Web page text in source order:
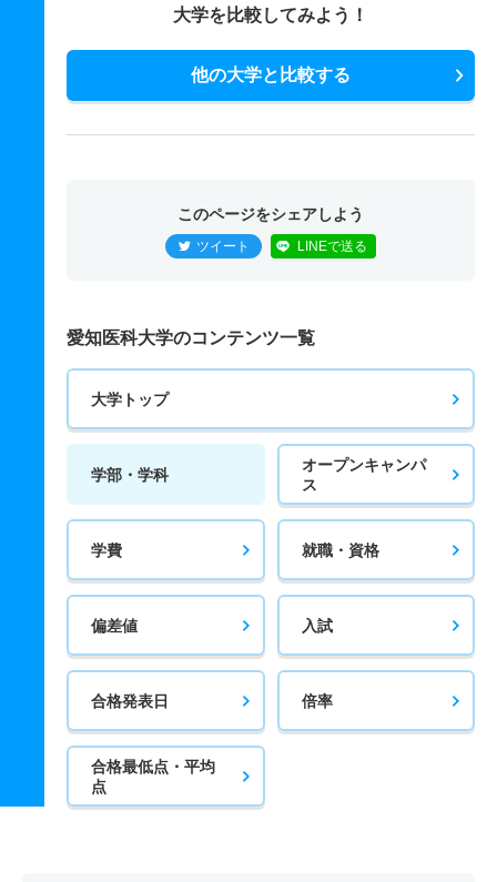
大学を比較してみよう！
他の大学と比較する
このページをシェアしよう
ツイート LINEで送る
愛知医科大学のコンテンツ一覧
大学トップ
学部・学科
オープンキャンパ
ス
学費 就職・資格
偏差値 入試
合格発表日 倍率
合格最低点・平均
点